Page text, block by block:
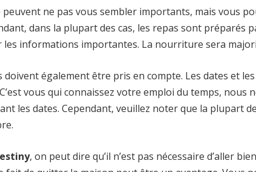
peuvent ne pas vous sembler importants, mais vous
dans la plupart des cas, les repas sont préparés
les informations importantes. La nourriture sera
doivent également être pris en compte. Les dates et
vous qui connaissez votre emploi du temps, nous
les dates. Cependant, veuillez noter que la plupart
, on peut dire qu’il n’est pas nécessaire d’aller